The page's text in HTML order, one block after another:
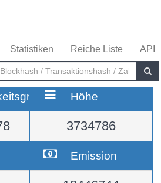
Statistiken Reiche Liste API
Höhe
3734786
Emission